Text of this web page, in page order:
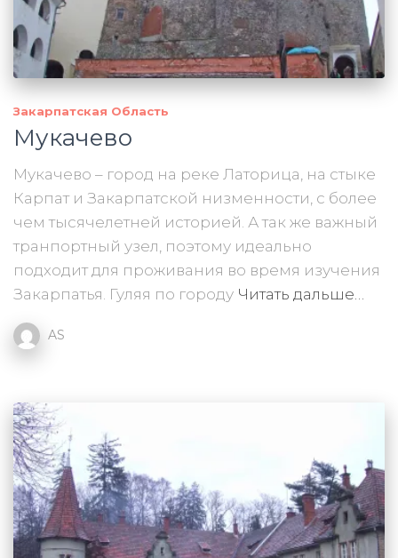
Закарпатская Область
Мукачево
Мукачево – город на реке Латорица, на стыке
Карпат и Закарпатской низменности, с более
чем тысячелетней историей. А так же важный
транпортный узел, поэтому идеально
подходит для проживания во время изучения
Закарпатья. Гуляя по городу Читать дальше…
AS